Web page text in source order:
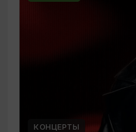
КОНЦЕРТЫ